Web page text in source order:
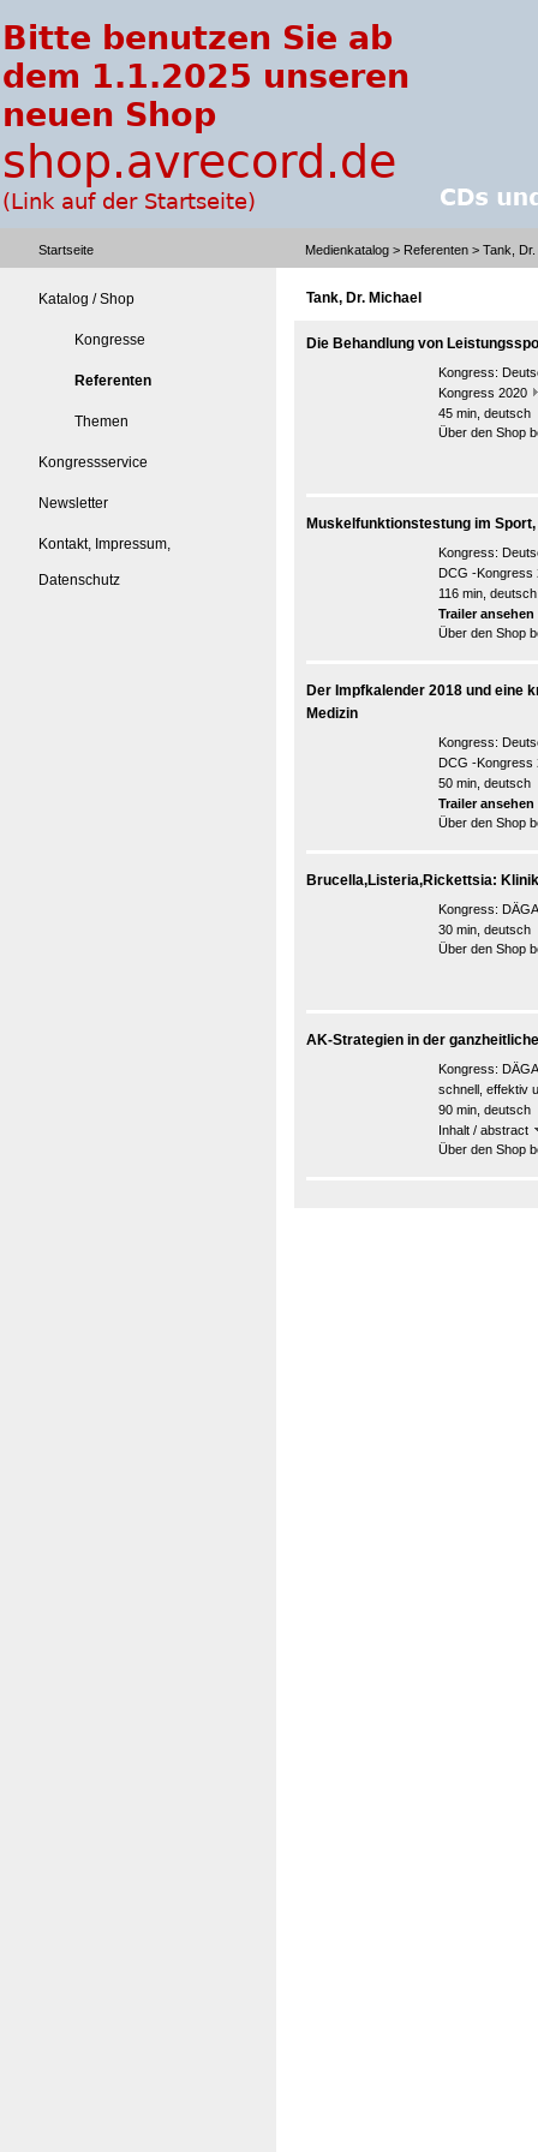
Startseite Medienkatalog > Referenten > Tank,
Katalog / Shop
Kongresse
Referenten
Themen
Kongressservice
Newsletter
Kontakt, Impressum,
Datenschutz
Tank, Dr. Michael
Die Behandlung von
Kongress:
Kongress 2020
45 min, deutsch
Über den Shop
Muskelfunktionstestung im
Kongress:
DCG -Kongress
116 min, deutsch
Trailer ansehen
Über den Shop
Der Impfkalender 2018 und eine
Medizin
Kongress:
DCG -Kongress
50 min, deutsch
Trailer ansehen
Über den Shop
Brucella,Listeria,Rickettsia:
Kongress:
30 min, deutsch
Über den Shop
AK-Strategien in der
Kongress:
schnell, effektiv
90 min, deutsch
Inhalt / abstract
Über den Shop